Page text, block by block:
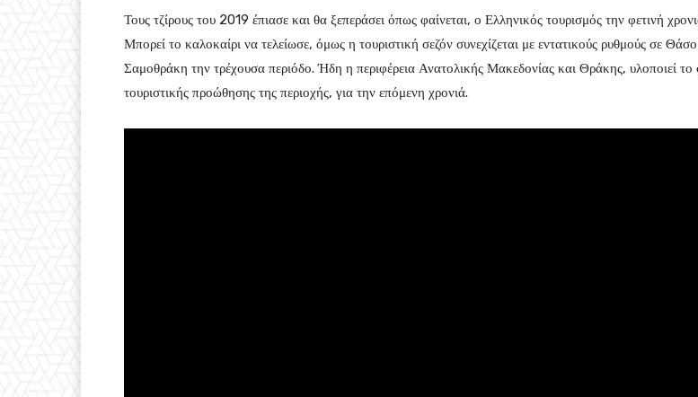
Τους τζίρους του 2019 έπιασε και θα ξεπεράσει όπως φαίνεται, ο Ελληνικός τουρισμός την φετινή
Μπορεί το καλοκαίρι να τελείωσε, όμως η τουριστική σεζόν συνεχίζεται με εντατικούς ρυθμούς σε
Σαμοθράκη την τρέχουσα περιόδο. Ήδη η περιφέρεια Ανατολικής Μακεδονίας και Θράκης, υλοποιεί το
τουριστικής προώθησης της περιοχής, για την επόμενη χρονιά.